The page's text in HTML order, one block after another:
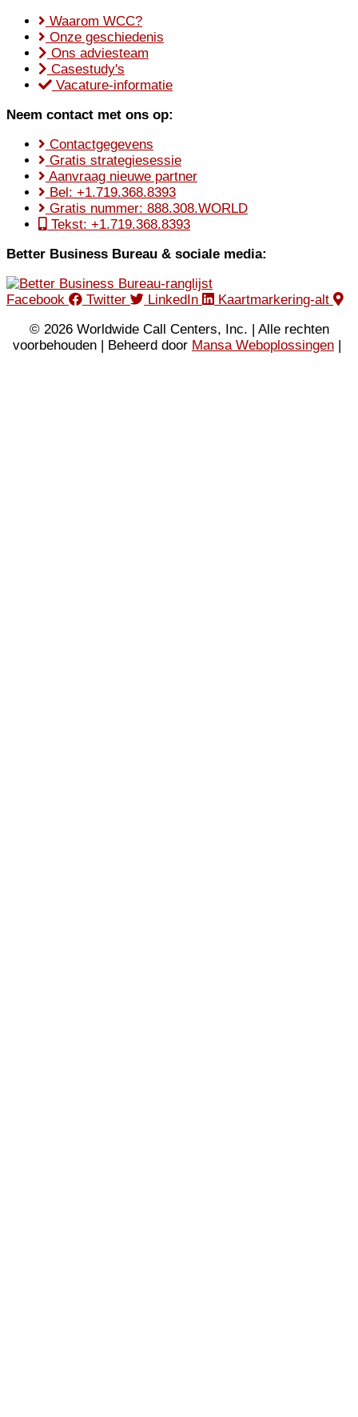
Waarom WCC?
Onze geschiedenis
Ons adviesteam
Casestudy's
Vacature-informatie
Neem contact met ons op:
Contactgegevens
Gratis strategiesessie
Aanvraag nieuwe partner
Bel: +1.719.368.8393
Gratis nummer: 888.308.WORLD
Tekst: +1.719.368.8393
Better Business Bureau & sociale media:
Facebook Twitter LinkedIn
Kaartmarkering-alt
© 2026 Worldwide Call Centers, Inc. | Alle rechten
voorbehouden | Beheerd door Mansa Weboplossingen |